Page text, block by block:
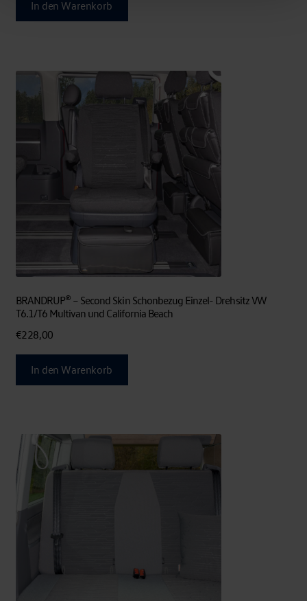
In den Warenkorb
BRANDRUP® – Second Skin Schonbezug Einzel- Drehsitz VW
T6.1/T6 Multivan und California Beach
€228,00
In den Warenkorb